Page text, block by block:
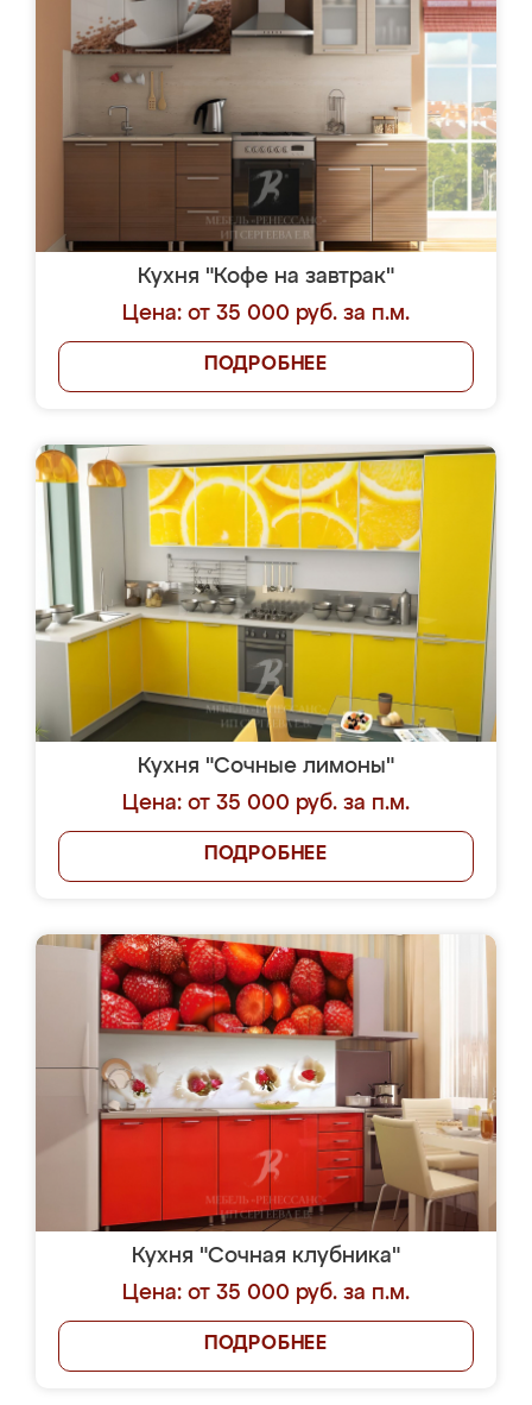
Кухня "Кофе на завтрак"
Цена: от 35 000 руб. за п.м.
ПОДРОБНЕЕ
Кухня "Сочные лимоны"
Цена: от 35 000 руб. за п.м.
ПОДРОБНЕЕ
Кухня "Сочная клубника"
Цена: от 35 000 руб. за п.м.
ПОДРОБНЕЕ